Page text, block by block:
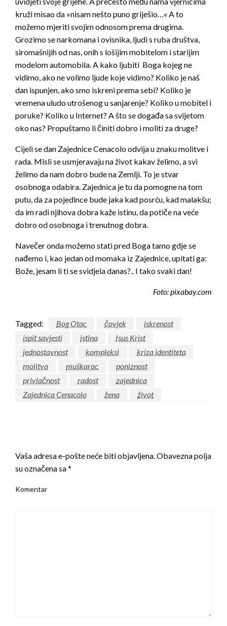
kruži misao da »nisam nešto puno griješio…« A to
možemo mjeriti svojim odnosom prema drugima.
Grozimo se narkomana i ovisnika, ljudi s ruba društva,
siromašnijih od nas, onih s lošijim mobitelom i starijim
modelom automobila. A kako ljubiti Boga kojeg ne
vidimo, ako ne volimo ljude koje vidimo? Koliko je naš
dan ispunjen, ako smo iskreni prema sebi? Koliko je
vremena uludo utrošenog u sanjarenje? Koliko u mobitel i
poruke? Koliko u Internet? A što se događa sa svijetom
oko nas? Propuštamo li činiti dobro i moliti za druge?
Cijeli se dan Zajednice Cenacolo odvija u znaku molitve i
rada. Misli se usmjeravaju na život kakav želimo, a svi
želimo da nam dobro bude na Zemlji. To je stvar
osobnoga odabira. Zajednica je tu da pomogne na tom
putu, da za pojedince bude jaka kad posrću, kad malakšu;
da im radi njihova dobra kaže istinu, da potiče na veće
dobro od osobnoga i trenutnog dobra.
Navečer onda možemo stati pred Boga tamo gdje se
nađemo i, kao jedan od momaka iz Zajednice, upitati ga:
Bože, jesam li ti se svidjela danas?.. I tako svaki dan!
Foto: pixabay.com
Tagged: Bog Otac čovjek
iskrenost
ispit savjesti
istina
Isus Krist
jednostavnost
kompleksi
kriza identiteta
molitva
muškarac
poniznost
privlačnost
radost
zajednica
Zajednica Cenacolo
žena život
Vaša adresa e-pošte neće biti objavljena.Obavezna polja
su označena sa*
Komentar